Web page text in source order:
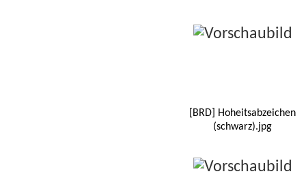
[BRD] Hoheitsabzeichen
(schwarz).jpg